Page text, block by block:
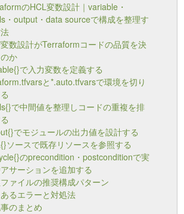
のHCL変数設計｜variable・
・output・data sourceで構成を整理す
数設計がTerraformコードの品質を決
か
で入力変数を定義する
と*.auto.tfvarsで環境を切り
で中間値を整理しコードの重複を排
でモジュールの出力値を設計する
ソースで既存リソースを参照する
のprecondition・postconditionで実
サーションを追加する
ァイルの推奨構成パターン
るエラーと対処法
のまとめ